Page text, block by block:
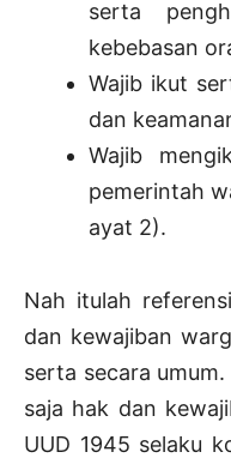
serta
kebebasan
Wajib ikut
dan
Wajib
pemerintah
ayat 2).
Nah itulah
dan kewajiban
serta secara
saja hak dan
UUD 1945 selaku